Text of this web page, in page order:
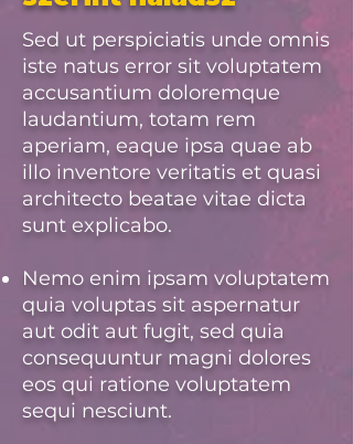
Sed ut perspiciatis unde omnis
iste natus error sit voluptatem
accusantium doloremque
laudantium, totam rem
aperiam, eaque ipsa quae ab
illo inventore veritatis et quasi
architecto beatae vitae dicta
sunt explicabo.
Nemo enim ipsam voluptatem
quia voluptas sit aspernatur
aut odit aut fugit, sed quia
consequuntur magni dolores
eos qui ratione voluptatem
sequi nesciunt.